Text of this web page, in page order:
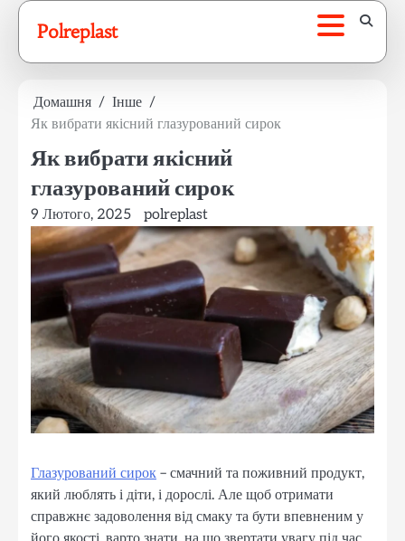
Перейти
вмісту
Polreplast
Домашня
Інше
Як вибрати якісний глазурований сирок
Як вибрати якісний
глазурований сирок
9 Лютого, 2025 polreplast
Глазурований сирок – смачний та поживний продукт,
який люблять і діти, і дорослі. Але щоб отримати
справжнє задоволення від смаку та бути впевненим у